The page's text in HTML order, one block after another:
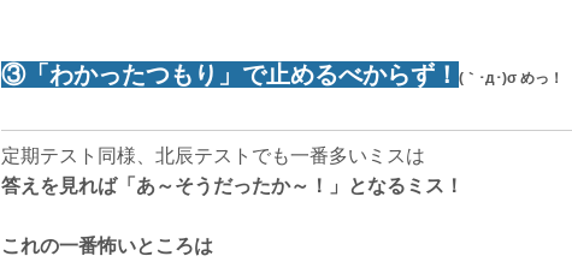
③「わかったつもり」で止めるべからず！ (｀･д･)σ めっ！
定期テスト同様、北辰テストでも一番多いミスは
答えを見れば「あ～そうだったか～！」となるミス！
これの一番怖いところは